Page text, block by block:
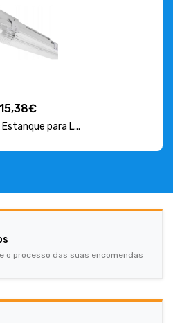
15,38€
para L...
o processo das suas encomendas